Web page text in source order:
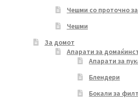
Чешми со проточно
Чешми
За домот
Апарати за
Апарати за
Блендери
Бокали за